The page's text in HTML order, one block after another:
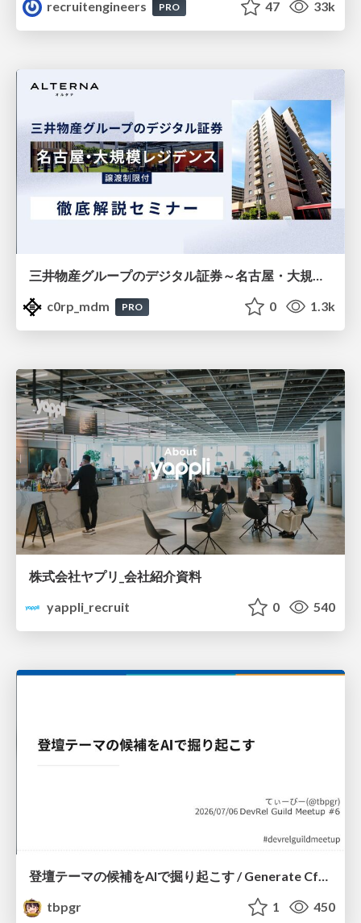
recruitengineers PRO 47 33k
三井物産グループのデジタル証券～名古屋・大規模レジデンス～徹底解説セミナー
c0rp_mdm
PRO 0 1.3k
株式会社ヤプリ_会社紹介資料
yappli_recruit
0 540
登壇テーマの候補をAIで掘り起こす / Generate CfP Ideas via-AI
tbpgr
1 450